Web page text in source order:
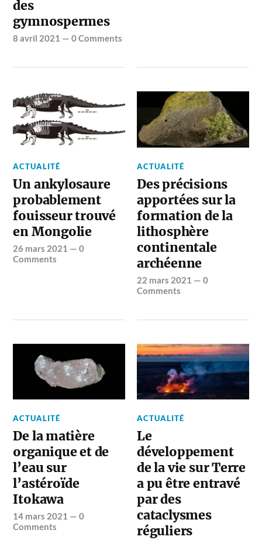
des
gymnospermes
8 avril 2021 —0 Comments
ACTUALITÉ
Un ankylosaure
probablement
fouisseur trouvé
en Mongolie
26 mars 2021 —0
Comments
ACTUALITÉ
Des précisions
apportées sur la
formation de la
lithosphère
continentale
archéenne
22 mars 2021 —0
Comments
ACTUALITÉ
De la matière
organique et de
l’eau sur
l’astéroïde
Itokawa
14 mars 2021 —0
Comments
ACTUALITÉ
Le
développement
de la vie sur Terre
a pu être entravé
par des
cataclysmes
réguliers